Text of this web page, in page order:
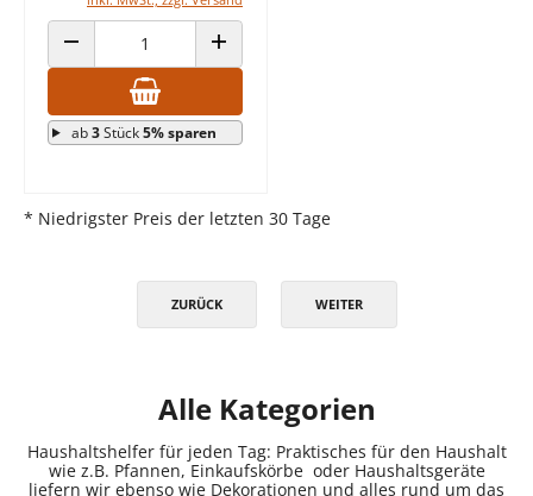
ANZAHL VERRINGERN ANZAHL ERHÖHEN
ab3Stück5% sparen
* Niedrigster Preis der letzten 30 Tage
ZURÜCK WEITER
Alle Kategorien
Haushaltshelfer für jeden Tag: Praktisches für den Haushalt
wie z.B. Pfannen, Einkaufskörbe oder Haushaltsgeräte
liefern wir ebenso wie Dekorationen und alles rund um das